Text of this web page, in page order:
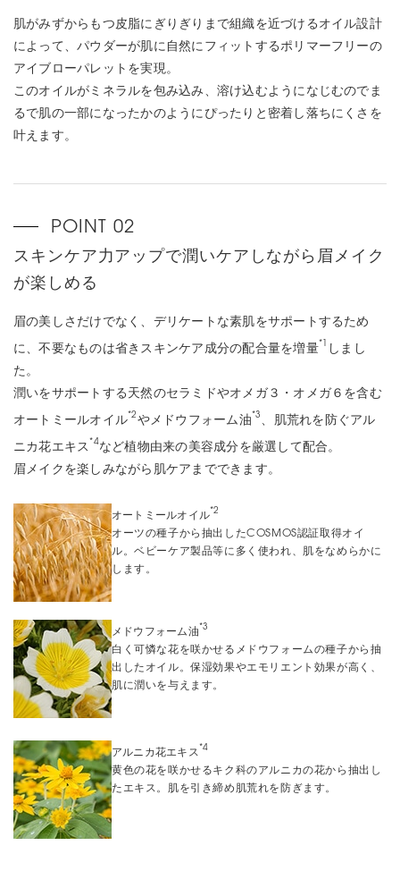
肌がみずからもつ皮脂にぎりぎりまで組織を近づけるオイル設計
によって、パウダーが肌に自然にフィットするポリマーフリーの
アイブローパレットを実現。
このオイルがミネラルを包み込み、溶け込むようになじむのでま
るで肌の一部になったかのようにぴったりと密着し落ちにくさを
叶えます。
スキンケア力アップで潤いケアしながら眉メイク
が楽しめる
眉の美しさだけでなく、デリケートな素肌をサポートするため
に、不要なものは省きスキンケア成分の配合量を増量*1
しまし
た。
潤いをサポートする天然のセラミドやオメガ３・オメガ６を含む
オートミールオイル*2やメドウフォーム油*3、肌荒れを防ぐアル
ニカ花エキス *4など植物由来の美容成分を厳選して配合。
眉メイクを楽しみながら肌ケアまでできます。
オートミールオイル*2
オーツの種子から抽出したCOSMOS認証取得オイ
ル。ベビーケア製品等に多く使われ、肌をなめらかに
します。
メドウフォーム油*3
白く可憐な花を咲かせるメドウフォームの種子から抽
出したオイル。保湿効果やエモリエント効果が高く、
肌に潤いを与えます。
アルニカ花エキス*4
黄色の花を咲かせるキク科のアルニカの花から抽出し
たエキス。肌を引き締め肌荒れを防ぎます。